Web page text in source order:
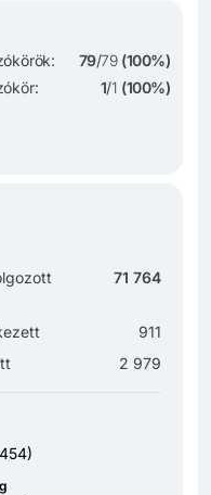
79/79 (100%)
1/1 (100%)
71 764
911
2 979
)